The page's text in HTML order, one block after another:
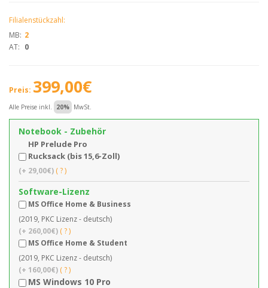
Filialenstückzahl:
MB: 2
AT: 0
Preis: 399,00€
Alle Preise inkl. 20% MwSt.
Notebook - Zubehör
HP Prelude Pro
Rucksack (bis 15,6-Zoll)
(+ 29,00€) ( ? )
Software-Lizenz
MS Office Home & Business
(2019, PKC Lizenz - deutsch)
(+ 260,00€) ( ? )
MS Office Home & Student
(2019, PKC Lizenz - deutsch)
(+ 160,00€) ( ? )
MS Windows 10 Pro